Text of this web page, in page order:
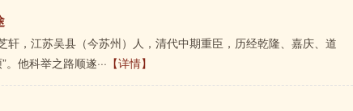
，江苏吴县（今苏州）人，清代中期重臣，历经乾隆、嘉庆、道
他科举之路顺遂··· 【详情】